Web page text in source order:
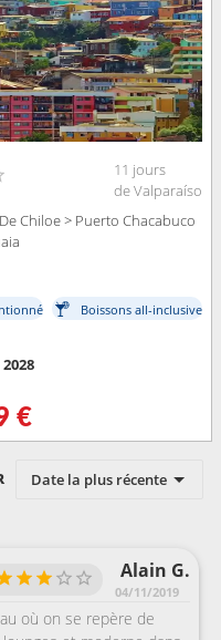
11 jours
de Valparaíso
Chiloe > Puerto Chacabuco
Boissons all-inclusive
€
Date la plus récente
Alain G.
04/11/2019
où on se repère de